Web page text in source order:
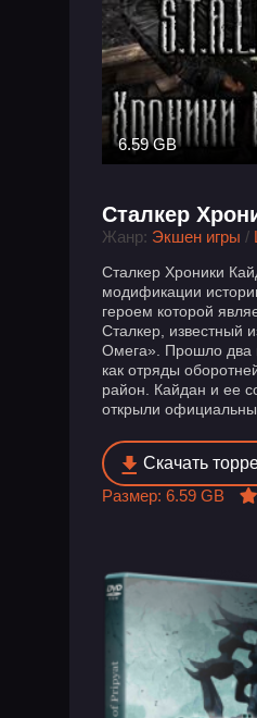
6.59 GB
Сталкер
Жанр: Экшен игры /
Сталкер Хроники
модификации
героем которой
Сталкер, известный
Омега». Прошло два
как отряды
район. Кайдан и ее
открыли
Скачать
Размер: 6.59 GB